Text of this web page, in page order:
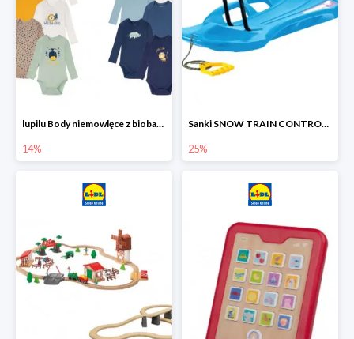
lupilu Body niemowlęce z biobawełny
14%
Sanki SNOW TRAIN CONTROL -25%
25%